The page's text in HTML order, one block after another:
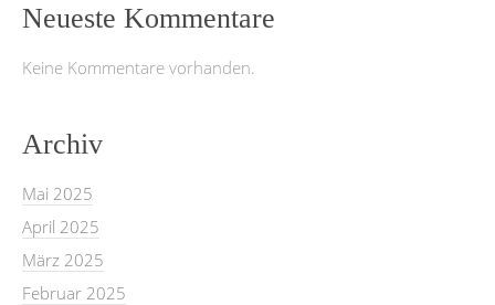
Neueste Kommentare
Keine Kommentare vorhanden.
Archiv
Mai 2025
April 2025
März 2025
Februar 2025